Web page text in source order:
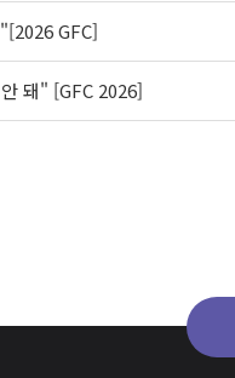
GFC]
돼" [GFC 2026]